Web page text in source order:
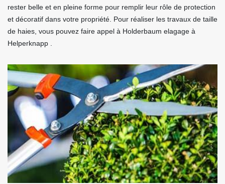
rester belle et en pleine forme pour remplir leur rôle de protection
et décoratif dans votre propriété. Pour réaliser les travaux de taille
de haies, vous pouvez faire appel à Holderbaum elagage à
Helperknapp .